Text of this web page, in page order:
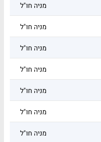
מניה חו"ל
מניה חו"ל
מניה חו"ל
מניה חו"ל
מניה חו"ל
מניה חו"ל
מניה חו"ל